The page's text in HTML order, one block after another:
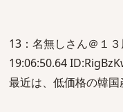
13：名無しさん＠１
19:06:50.64
最近は、低価格の韓